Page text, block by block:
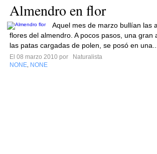
Almendro en flor
Aquel mes de marzo bullían las
flores del almendro. A pocos pasos, una gran
las patas cargadas de polen, se posó en una...
El 08 marzo 2010 por
Naturalista
NONE NONE